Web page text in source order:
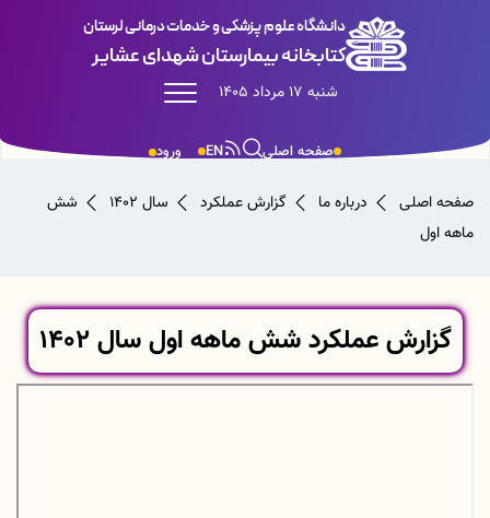
دانشگاه علوم پزشکی و خدمات درمانی لرستان
کتابخانه بیمارستان شهدای عشایر
شنبه 17 مرداد 1405
ورود EN صفحه اصلی
صفحه اصلی درباره ما گزارش عملکرد سال 1402
شش
ماهه اول
گزارش عملکرد شش ماهه اول سال 1402